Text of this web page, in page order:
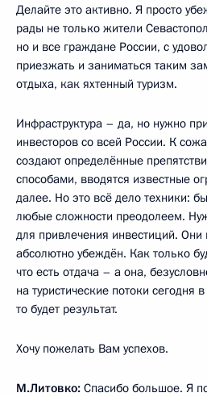
Делайте это активно. Я просто
рады не только жители
но и все граждане России, с
приезжать и заниматься таким
отдыха, как яхтенный туризм.
Инфраструктура – да, но нужно
инвесторов со всей России. К
создают определённые
способами, вводятся известные
далее. Но это всё дело техники:
любые сложности преодолеем.
для привлечения инвестиций. Они
абсолютно убеждён. Как только
что есть отдача – а она,
на туристические потоки
то будет результат.
Хочу пожелать Вам успехов.
М.Литовко: Спасибо большое. Я